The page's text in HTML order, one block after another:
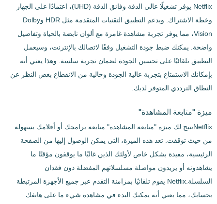
Netflix يوفر تشغيلًا عالي الدقة وفائق الدقة (UHD)، اعتمادًا على الجهاز
وخطة الاشتراك. ويدعم التطبيق التقنيات المتقدمة مثل HDR وDolby
Vision، مما يوفر تجربة مشاهدة غامرة مع ألوان نابضة بالحياة وتفاصيل
واضحة. يمكنك ضبط جودة التشغيل وفقًا لاتصالك بالإنترنت، وسيعمل
التطبيق تلقائيًا على تحسين الجودة لضمان تجربة سلسة. وهذا يعني أنه
بإمكانك الاستمتاع بتجربة عالية الجودة وخالية من الانقطاع بغض النظر عن
النطاق الترددي المتوفر لديك.
ميزة "متابعة المشاهدة"
Netflixتتيح لك ميزة "متابعة المشاهدة" متابعة برامجك أو أفلامك بسهولة
من حيث توقفت. تعد هذه الميزة، التي يمكن الوصول إليها من الصفحة
الرئيسية، مفيدة بشكل خاص لأولئك الذين غالبًا ما يوقفون مؤقتًا ما
يشاهدونه أو يريدون مواصلة مسلسلاتهم المفضلة دون فقدان
السلسلة.Netflix يقوم تلقائيًا بمزامنة التقدم عبر جميع الأجهزة المرتبطة
بحسابك، مما يعني أنه يمكنك البدء في مشاهدة شيء ما على هاتفك